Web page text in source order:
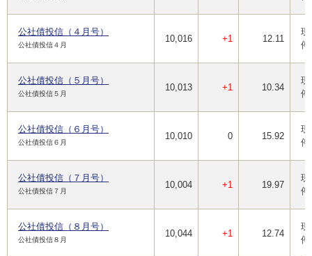
公社債投信（４月号）
公社債投信４月
10,016 +1 12.11
現
停
公社債投信（５月号）
公社債投信５月
10,013 +1 10.34
現
停
公社債投信（６月号）
公社債投信６月
10,010 0 15.92
現
停
公社債投信（７月号）
公社債投信７月
10,004 +1 19.97
現
停
公社債投信（８月号）
公社債投信８月
10,044 +1 12.74
現
停